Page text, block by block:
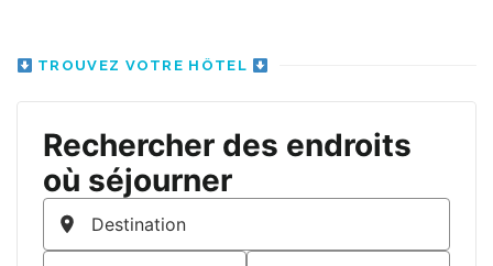
TROUVEZ VOTRE HÔTEL